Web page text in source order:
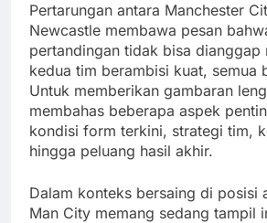
Pertarungan antara Manchester
Newcastle membawa pesan
pertandingan tidak bisa dianggap
kedua tim berambisi kuat, semua
Untuk memberikan gambaran
membahas beberapa aspek
kondisi form terkini, strategi tim,
hingga peluang hasil akhir.
Dalam konteks bersaing di posisi
Man City memang sedang tampil